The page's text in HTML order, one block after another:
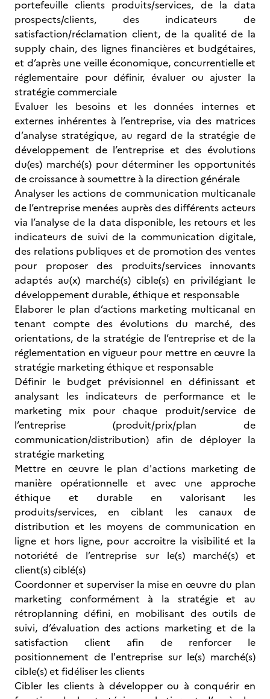
portefeuille clients produits/services, de la data
prospects/clients, des indicateurs de
satisfaction/réclamation client, de la qualité de la
supply chain, des lignes financières et budgétaires,
et d’après une veille économique, concurrentielle et
réglementaire pour définir, évaluer ou ajuster la
stratégie commerciale
Evaluer les besoins et les données internes et
externes inhérentes à l’entreprise, via des matrices
d’analyse stratégique, au regard de la stratégie de
développement de l’entreprise et des évolutions
du(es) marché(s) pour déterminer les opportunités
de croissance à soumettre à la direction générale
Analyser les actions de communication multicanale
de l’entreprise menées auprès des différents acteurs
via l’analyse de la data disponible, les retours et les
indicateurs de suivi de la communication digitale,
des relations publiques et de promotion des ventes
pour proposer des produits/services innovants
adaptés au(x) marché(s) cible(s) en privilégiant le
développement durable, éthique et responsable
Elaborer le plan d’actions marketing multicanal en
tenant compte des évolutions du marché, des
orientations, de la stratégie de l’entreprise et de la
réglementation en vigueur pour mettre en œuvre la
stratégie marketing éthique et responsable
Définir le budget prévisionnel en définissant et
analysant les indicateurs de performance et le
marketing mix pour chaque produit/service de
l’entreprise (produit/prix/plan de
communication/distribution) afin de déployer la
stratégie marketing
Mettre en œuvre le plan d'actions marketing de
manière opérationnelle et avec une approche
éthique et durable en valorisant les
produits/services, en ciblant les canaux de
distribution et les moyens de communication en
ligne et hors ligne, pour accroitre la visibilité et la
notoriété de l’entreprise sur le(s) marché(s) et
client(s) ciblé(s)
Coordonner et superviser la mise en œuvre du plan
marketing conformément à la stratégie et au
rétroplanning défini, en mobilisant des outils de
suivi, d’évaluation des actions marketing et de la
satisfaction client afin de renforcer le
positionnement de l'entreprise sur le(s) marché(s)
cible(s) et fidéliser les clients
Cibler les clients à développer ou à conquérir en